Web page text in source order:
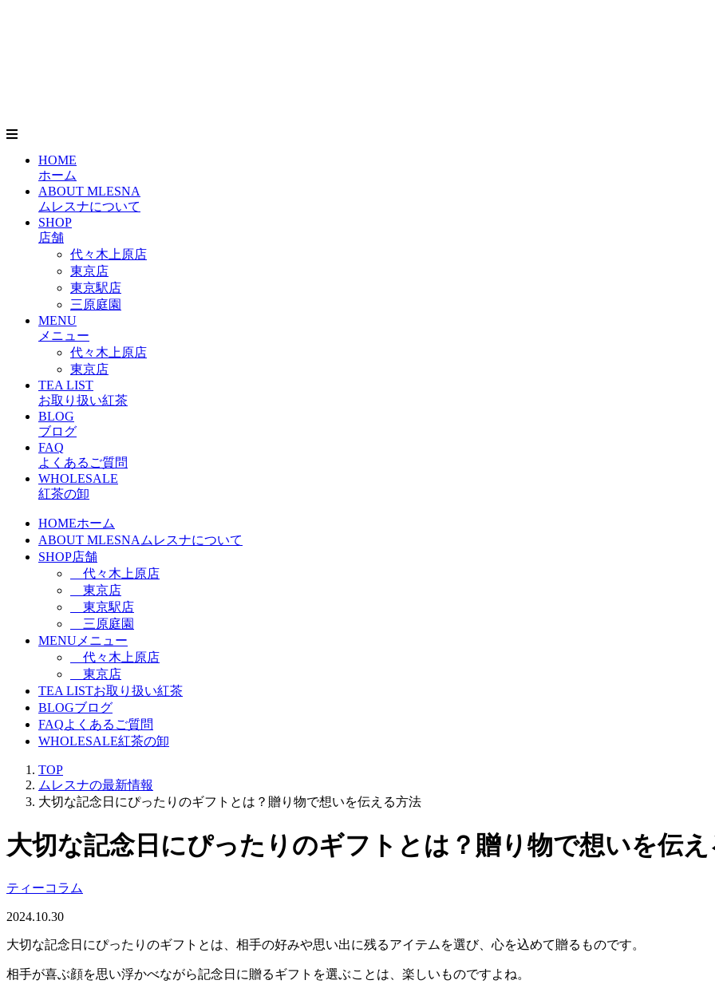
HOME
ホーム
ABOUT MLESNA
ムレスナについて
SHOP
店舗
代々木上原店
東京店
東京駅店
三原庭園
MENU
メニュー
代々木上原店
東京店
TEA LIST
お取り扱い紅茶
BLOG
ブログ
FAQ
よくあるご質問
WHOLESALE
紅茶の卸
HOMEホーム
ABOUT MLESNAムレスナについて
SHOP店舗
代々木上原店
東京店
東京駅店
三原庭園
MENUメニュー
代々木上原店
東京店
TEA LISTお取り扱い紅茶
BLOGブログ
FAQよくあるご質問
WHOLESALE紅茶の卸
TOP
ムレスナの最新情報
大切な記念日にぴったりのギフトとは？贈り物で想いを伝える方法
大切な記念日にぴったりのギフトとは？贈り物で想いを伝
ティーコラム
2024.10.30
大切な記念日にぴったりのギフトとは、相手の好みや思い出に残るアイテムを選び、心を込めて贈るものです。
相手が喜ぶ顔を思い浮かべながら記念日に贈るギフトを選ぶことは、楽しいものですよね。